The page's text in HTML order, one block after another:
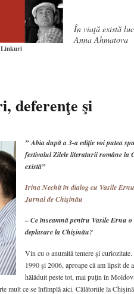
Linkuri
În viaţă există
Anna Ahmatova
deferenţe şi
” Abia după a 3-a ediţie voi putea
festivalul Zilele literaturii române la
există”
Irina Nechit în dialog cu Vasile
Jurnal de Chişinău
– Ce înseamnă pentru Vasile Ernu o
deplasare la Chişinău?
Vin cu o anumită temere şi
1990 şi 2006, aproape că am lipsit de
hălăduit peste tot, mai puţin în
mult ce se întîmplă aici. Călătoriile la